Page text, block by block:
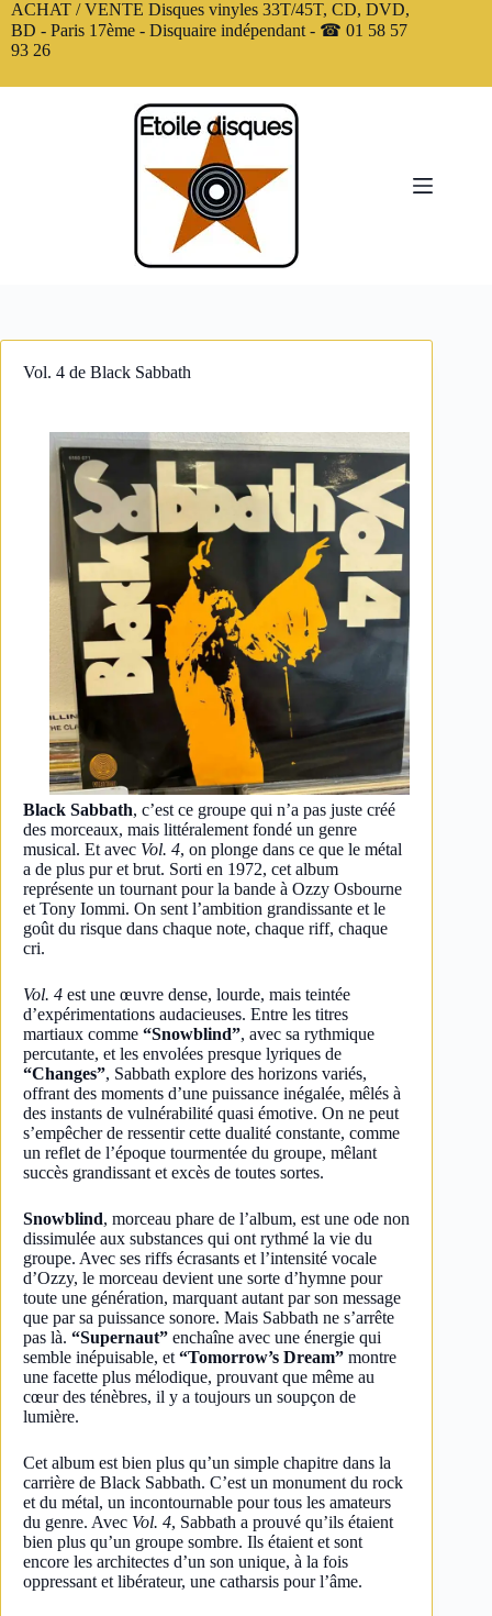
Passer
au
contenu
ACHAT / VENTE Disques vinyles 33T/45T, CD, DVD,
BD - Paris 17ème - Disquaire indépendant - ☎ 01 58 57
93 26
Vol. 4 de Black Sabbath
Black Sabbath, c’est ce groupe qui n’a pas juste créé
des morceaux, mais littéralement fondé un genre
musical. Et avec Vol. 4, on plonge dans ce que le métal
a de plus pur et brut. Sorti en 1972, cet album
représente un tournant pour la bande à Ozzy Osbourne
et Tony Iommi. On sent l’ambition grandissante et le
goût du risque dans chaque note, chaque riff, chaque
cri.
Vol. 4 est une œuvre dense, lourde, mais teintée
d’expérimentations audacieuses. Entre les titres
martiaux comme “Snowblind”, avec sa rythmique
percutante, et les envolées presque lyriques de
“Changes”, Sabbath explore des horizons variés,
offrant des moments d’une puissance inégalée, mêlés à
des instants de vulnérabilité quasi émotive. On ne peut
s’empêcher de ressentir cette dualité constante, comme
un reflet de l’époque tourmentée du groupe, mêlant
succès grandissant et excès de toutes sortes.
Snowblind, morceau phare de l’album, est une ode non
dissimulée aux substances qui ont rythmé la vie du
groupe. Avec ses riffs écrasants et l’intensité vocale
d’Ozzy, le morceau devient une sorte d’hymne pour
toute une génération, marquant autant par son message
que par sa puissance sonore. Mais Sabbath ne s’arrête
pas là. “Supernaut” enchaîne avec une énergie qui
semble inépuisable, et “Tomorrow’s Dream” montre
une facette plus mélodique, prouvant que même au
cœur des ténèbres, il y a toujours un soupçon de
lumière.
Cet album est bien plus qu’un simple chapitre dans la
carrière de Black Sabbath. C’est un monument du rock
et du métal, un incontournable pour tous les amateurs
du genre. Avec Vol. 4, Sabbath a prouvé qu’ils étaient
bien plus qu’un groupe sombre. Ils étaient et sont
encore les architectes d’un son unique, à la fois
oppressant et libérateur, une catharsis pour l’âme.